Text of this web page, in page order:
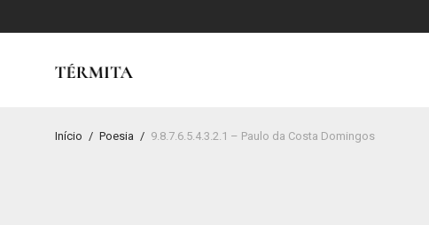
Início / Poesia / 9.8.7.6.5.4.3.2.1 – Paulo da Costa Domingos